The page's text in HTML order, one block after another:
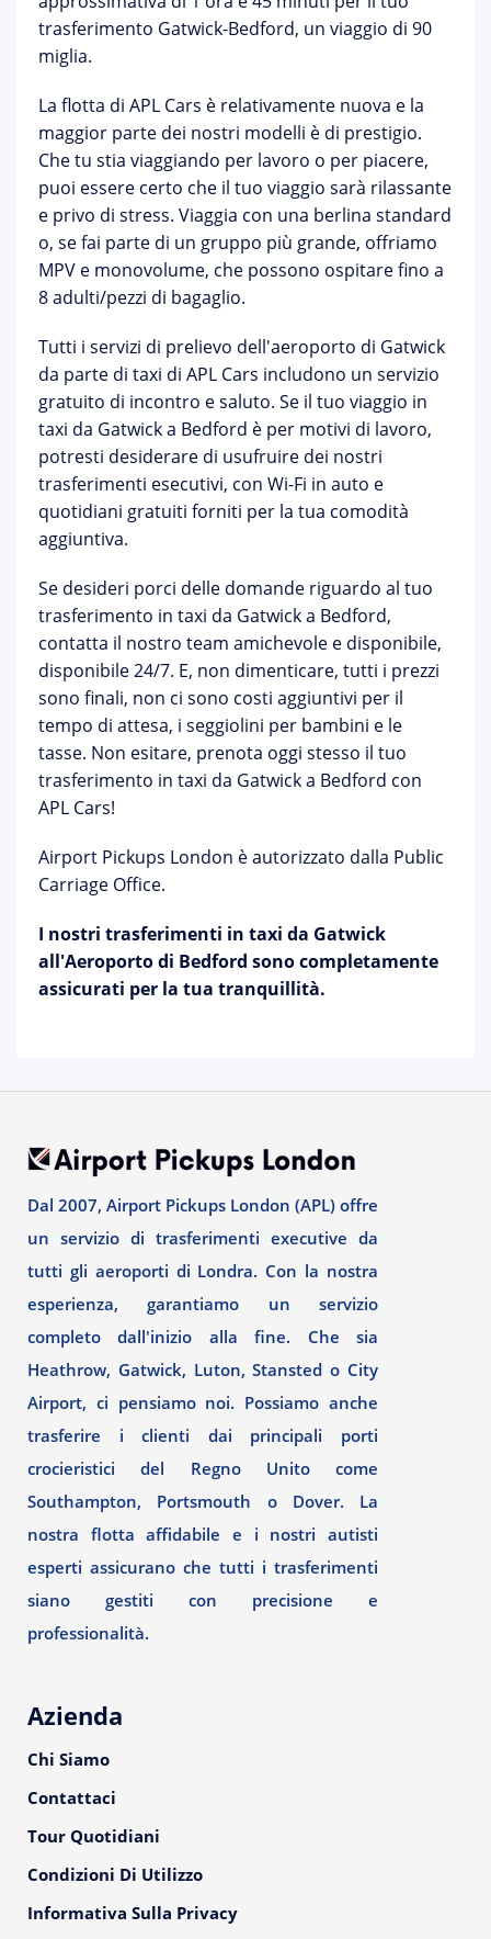
trasferimento Gatwick-Bedford, un viaggio di 90
miglia.
La flotta di APL Cars è relativamente nuova e la
maggior parte dei nostri modelli è di prestigio.
Che tu stia viaggiando per lavoro o per piacere,
puoi essere certo che il tuo viaggio sarà rilassante
e privo di stress. Viaggia con una berlina standard
o, se fai parte di un gruppo più grande, offriamo
MPV e monovolume, che possono ospitare fino a
8 adulti/pezzi di bagaglio.
Tutti i servizi di prelievo dell'aeroporto di Gatwick
da parte di taxi di APL Cars includono un servizio
gratuito di incontro e saluto. Se il tuo viaggio in
taxi da Gatwick a Bedford è per motivi di lavoro,
potresti desiderare di usufruire dei nostri
trasferimenti esecutivi, con Wi-Fi in auto e
quotidiani gratuiti forniti per la tua comodità
aggiuntiva.
Se desideri porci delle domande riguardo al tuo
trasferimento in taxi da Gatwick a Bedford,
contatta il nostro team amichevole e disponibile,
disponibile 24/7. E, non dimenticare, tutti i prezzi
sono finali, non ci sono costi aggiuntivi per il
tempo di attesa, i seggiolini per bambini e le
tasse. Non esitare, prenota oggi stesso il tuo
trasferimento in taxi da Gatwick a Bedford con
APL Cars!
Airport Pickups London è autorizzato dalla Public
Carriage Office.
I nostri trasferimenti in taxi da Gatwick
all'Aeroporto di Bedford sono completamente
assicurati per la tua tranquillità.
Dal 2007, Airport Pickups London (APL) offre
un servizio di trasferimenti executive da
tutti gli aeroporti di Londra. Con la nostra
esperienza, garantiamo un servizio
completo dall'inizio alla fine. Che sia
Heathrow, Gatwick, Luton, Stansted o City
Airport, ci pensiamo noi. Possiamo anche
trasferire i clienti dai principali porti
crocieristici del Regno Unito come
Southampton, Portsmouth o Dover. La
nostra flotta affidabile e i nostri autisti
esperti assicurano che tutti i trasferimenti
siano gestiti con precisione e
professionalità.
Azienda
Chi Siamo
Contattaci
Tour Quotidiani
Condizioni Di Utilizzo
Informativa Sulla Privacy